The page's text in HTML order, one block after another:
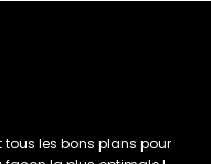
tous les bons plans pour